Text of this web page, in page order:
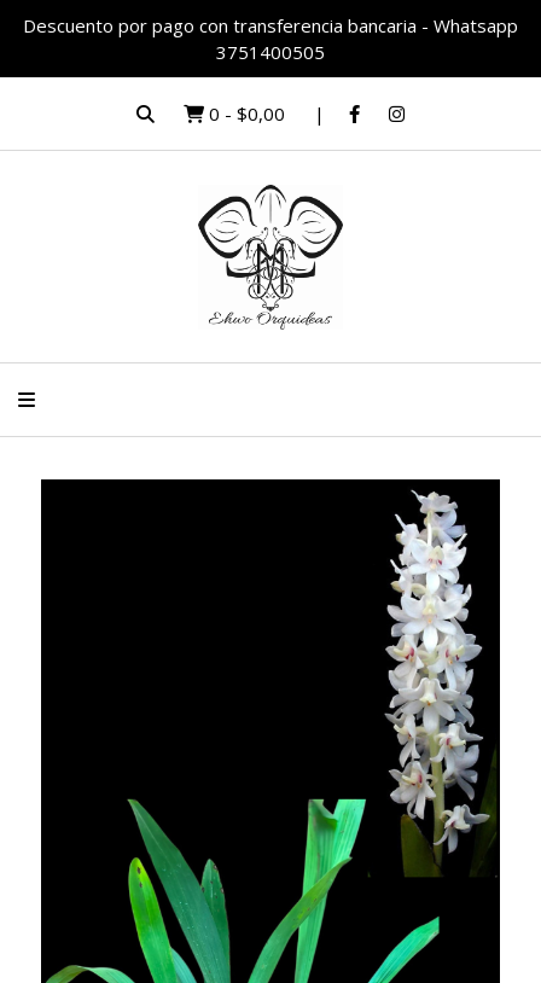
Descuento por pago con transferencia bancaria - Whatsapp
3751400505
0 - $0,00